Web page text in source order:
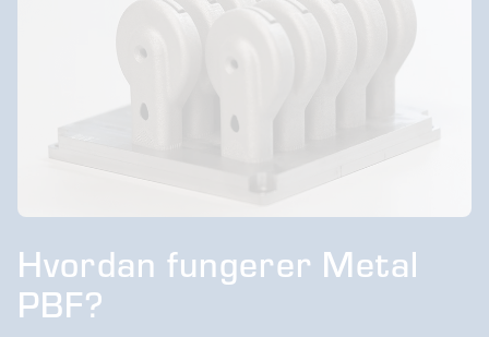
Hvordan fungerer Metal
PBF?